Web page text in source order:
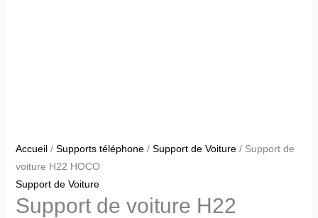
Accueil/ Supports téléphone/ Support de Voiture/ Support de
voiture H22 HOCO
Support de Voiture
Support de voiture H22